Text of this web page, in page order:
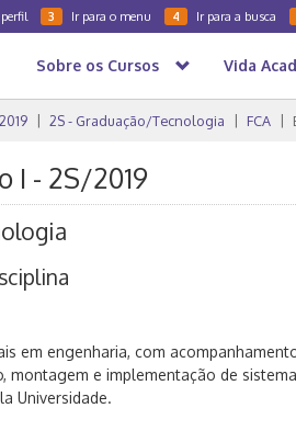
3 Ir para o menu 4 Ir para a busca
Sobre os Cursos Vida
2019 2S - Graduação/Tecnologia FCA
I - 2S/2019
em engenharia, com
montagem e implementação de
Universidade.